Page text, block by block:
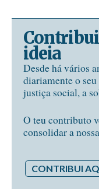
ideia
Desde há vários
diariamente o
justiça social, a
O teu contributo
consolidar a
CONTRIBUI